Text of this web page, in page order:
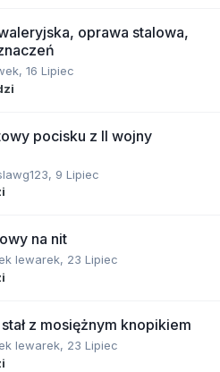
oprawa stalowa,
, 16 Lipiec
pocisku z II wojny
, 9 Lipiec
na nit
lewarek, 23 Lipiec
z mosiężnym knopikiem
lewarek, 23 Lipiec